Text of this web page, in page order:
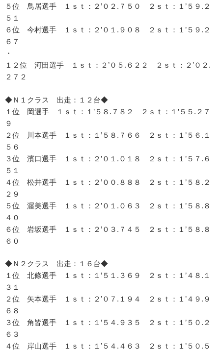
５位 鳥居選手 １ｓｔ：２’０２.７５０ ２ｓｔ：１’５９.２
５１
６位 今村選手 １ｓｔ：２’０１.９０８ ２ｓｔ：１’５９.２
６７
・
１２位 河田選手 １ｓｔ：２’０５.６２２ ２ｓｔ：２’０２.
２７２
◆Ｎ１クラス 出走：１２台◆
１位 岡選手 １ｓｔ：１’５８.７８２ ２ｓｔ：１’５５.２７
９
２位 川本選手 １ｓｔ：１’５８.７６６ ２ｓｔ：１’５６.１
５６
３位 濱口選手 １ｓｔ：２’０１.０１８ ２ｓｔ：１’５７.６
５１
４位 松井選手 １ｓｔ：２’００.８８８ ２ｓｔ：１’５８.２
２９
５位 渥美選手 １ｓｔ：２’０１.０６３ ２ｓｔ：１’５８.８
４０
６位 岩坂選手 １ｓｔ：２’０３.７４５ ２ｓｔ：１’５８.８
６０
◆Ｎ２クラス 出走：１６台◆
１位 北條選手 １ｓｔ：１’５１.３６９ ２ｓｔ：１’４８.１
３１
２位 矢本選手 １ｓｔ：２’０７.１９４ ２ｓｔ：１’４９.９
６８
３位 角皆選手 １ｓｔ：１’５４.９３５ ２ｓｔ：１’５０.２
６３
４位 岸山選手 １ｓｔ：１’５４.４６３ ２ｓｔ：１’５０.５